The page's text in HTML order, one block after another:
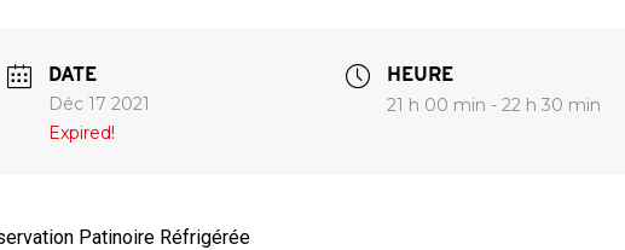
DATE
Déc 17 2021
Expired!
HEURE
21 h 00 min - 22 h 30 min
Patinoire Réfrigérée